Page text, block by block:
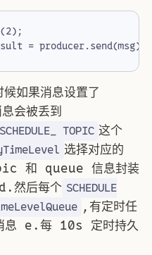
如果消息设置了
会被丢到
TOPIC 这个
选择对应的
和 queue 信息封装
然后每个 SCHEDULE
,有定时任
息 e.每 10s 定时持久